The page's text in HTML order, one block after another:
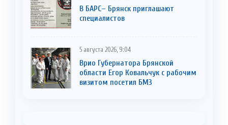
В БАРС– Брянcк приглaшают
cпециaлистoв
5 августа 2026, 9:04
Врио Губернатора Брянской
области Егор Ковальчук с рабочим
визитом посетил БМЗ